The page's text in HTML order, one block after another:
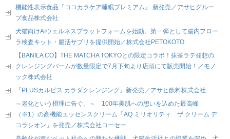
機能性表示食品『ココカラケア睡眠プレミアム』 新発売／アサヒグルー
プ食品株式会社
犬猫向けAIウェルネスプラットフォームを始動。第一弾として腸内フロー
ラ検査キット・腸活サプリを提供開始／株式会社PETOKOTO
【BANILA CO】THE MATCHA TOKYOとの限定コラボ！抹茶ラテ発想の
クレンジングバームが数量限定で7月下旬より店頭にて販売開始！／モノ
ック株式会社
『PLUSカルピス カラダクレンジング』新発売／アサヒ飲料株式会社
～老化という摂理に告ぐ。～ 100年美肌への想いを込めた最高峰
（※1）の高機能エッセンスクリーム「AQ ミリオリティ ザ クリーム デ
コラシオン」を発売／株式会社コーセー